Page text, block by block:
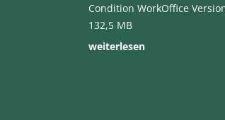
Condition WorkOffice
132,5 MB
weiterlesen